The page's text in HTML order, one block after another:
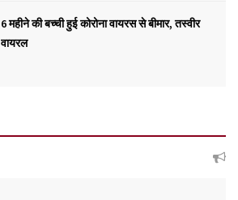
6 महीने की बच्ची हुई कोरोना वायरस से बीमार, तस्वीर
वायरल